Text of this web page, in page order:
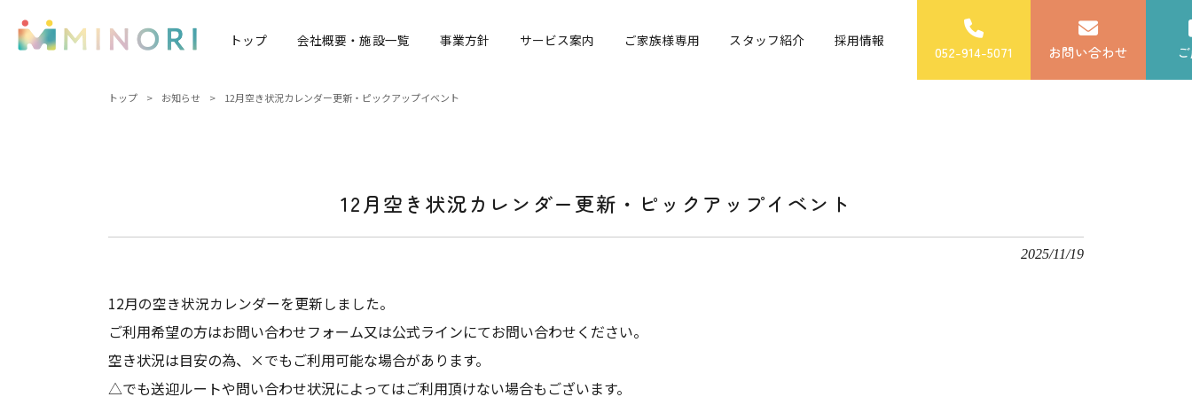
トップ 会社概要・施設一覧 事業方針 サービス案内 ご家族様専用 スタッフ紹介 採用情報
052-914-5071 お問い合わせ
トップ > お知らせ > 12月空き状況カレンダー更新・ピックアップイベント
12月空き状況カレンダー更新・ピックアップイベント
2025/11/19
12月の空き状況カレンダーを更新しました。
ご利用希望の方はお問い合わせフォーム又は公式ラインにてお問い合わせください。
空き状況は目安の為、×でもご利用可能な場合があります。
△でも送迎ルートや問い合わせ状況によってはご利用頂けない場合もございます。